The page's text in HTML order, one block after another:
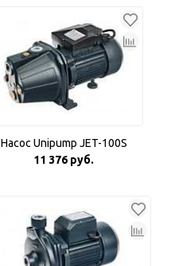
Насос Unipump JET-100S
11 376 руб.